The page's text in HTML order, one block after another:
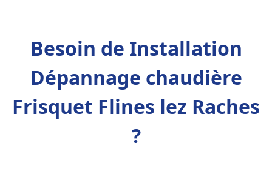
Besoin de Installation
Dépannage chaudière
Frisquet Flines lez Raches
?